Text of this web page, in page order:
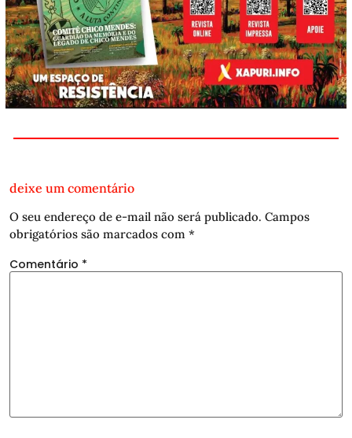
deixe um comentário
O seu endereço de e-mail não será publicado. Campos
obrigatórios são marcados com *
Comentário *